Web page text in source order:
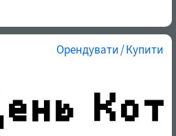
Орендувати / Купити